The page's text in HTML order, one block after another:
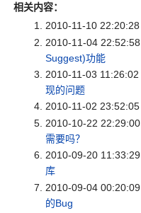
相关内容：
2010-11-10 22:20:28
2010-11-04 22:52:58
Suggest)功能
2010-11-03 11:26:02
现的问题
2010-11-02 23:52:05
2010-10-22 22:29:00
需要吗？
2010-09-20 11:33:29
库
2010-09-04 00:20:09
的Bug